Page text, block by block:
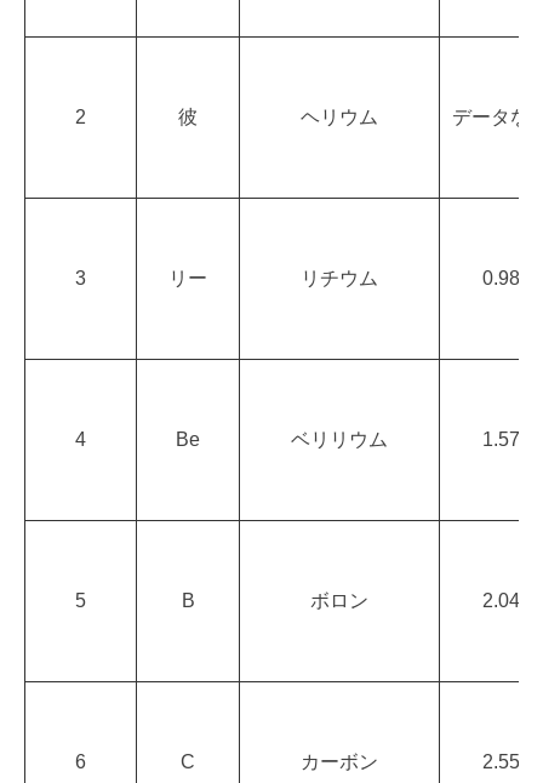
2 彼 ヘリウム データな
3 リー リチウム 0.98
4 Be ベリリウム 1.57
5 B ボロン 2.04
6 C カーボン 2.55